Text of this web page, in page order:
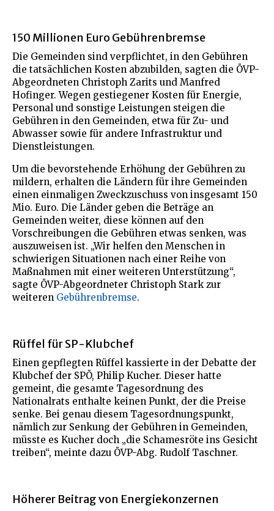
150 Millionen Euro Gebührenbremse
Die Gemeinden sind verpflichtet, in den Gebühren
die tatsächlichen Kosten abzubilden, sagten die ÖVP-
Abgeordneten Christoph Zarits und Manfred
Hofinger. Wegen gestiegener Kosten für Energie,
Personal und sonstige Leistungen steigen die
Gebühren in den Gemeinden, etwa für Zu- und
Abwasser sowie für andere Infrastruktur und
Dienstleistungen.
Um die bevorstehende Erhöhung der Gebühren zu
mildern, erhalten die Ländern für ihre Gemeinden
einen einmaligen Zweckzuschuss von insgesamt 150
Mio. Euro. Die Länder geben die Beträge an
Gemeinden weiter, diese können auf den
Vorschreibungen die Gebühren etwas senken, was
auszuweisen ist. „Wir helfen den Menschen in
schwierigen Situationen nach einer Reihe von
Maßnahmen mit einer weiteren Unterstützung“,
sagte ÖVP-Abgeordneter Christoph Stark zur
weiteren Gebührenbremse.
Rüffel für SP-Klubchef
Einen gepflegten Rüffel kassierte in der Debatte der
Klubchef der SPÖ, Philip Kucher. Dieser hatte
gemeint, die gesamte Tagesordnung des
Nationalrats enthalte keinen Punkt, der die Preise
senke. Bei genau diesem Tagesordnungspunkt,
nämlich zur Senkung der Gebühren in Gemeinden,
müsste es Kucher doch „die Schamesröte ins Gesicht
treiben“, meinte dazu ÖVP-Abg. Rudolf Taschner.
Höherer Beitrag von Energiekonzernen